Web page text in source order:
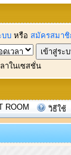
บบ หรือ สมัครสมาชิ
าในเซสชั่น
ROOM วิธีใช้